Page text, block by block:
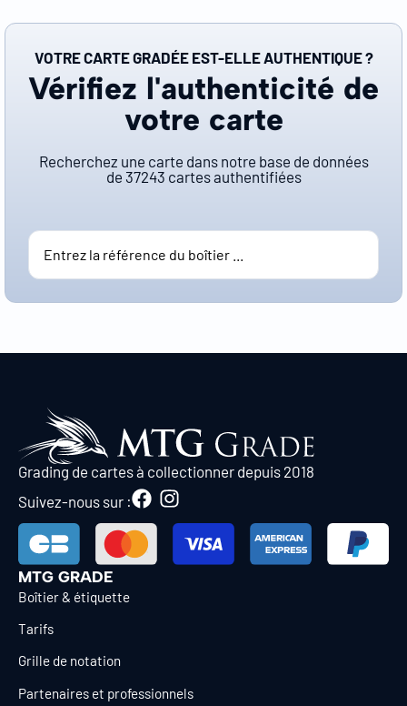
VOTRE CARTE GRADÉE EST-ELLE AUTHENTIQUE ?
Vérifiez l'authenticité de
votre carte
Recherchez une carte dans notre base de données
de 37243 cartes authentifiées
Grading de cartes à collectionner depuis 2018
Suivez-nous sur :
MTG GRADE
Boîtier & étiquette
Tarifs
Grille de notation
Partenaires et professionnels